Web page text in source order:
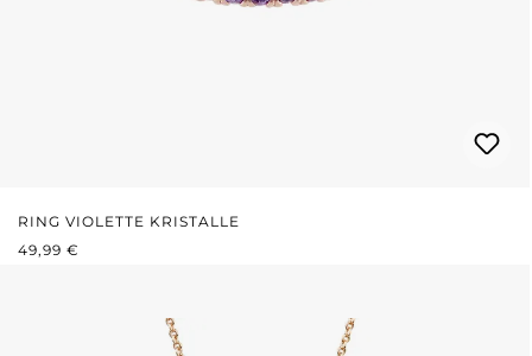
RING VIOLETTE KRISTALLE
REGULÄRER PREIS:
49,99 €